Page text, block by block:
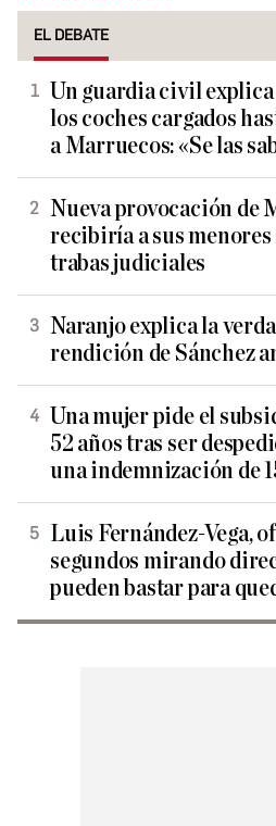
EL DEBATE
Un guardia civil
los coches cargados
a Marruecos: «Se las
Nueva provocación de
recibiría a sus menores
trabas judiciales
Naranjo explica la
rendición de Sánchez
Una mujer pide el
52 años tras ser
una indemnización de
Luis Fernández-Vega,
segundos mirando
pueden bastar para